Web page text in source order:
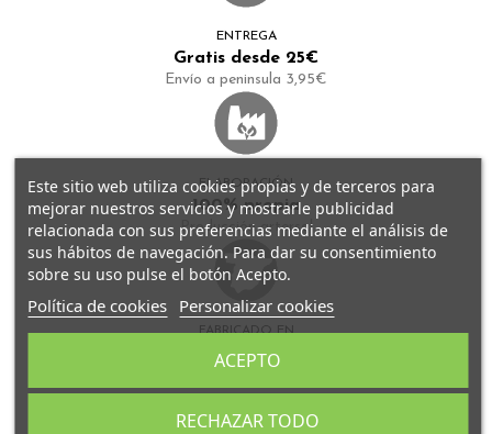
ENTREGA
Gratis desde 25€
Envío a peninsula 3,95€
ELABORACIÓN
100% propia
Producción artersal
FABRICADO EN
España
Este sitio web utiliza cookies propias y de terceros para
mejorar nuestros servicios y mostrarle publicidad
relacionada con sus preferencias mediante el análisis de
sus hábitos de navegación. Para dar su consentimiento
sobre su uso pulse el botón Acepto.
Política de cookies Personalizar cookies
RECHAZAR TODO
ACEPTO